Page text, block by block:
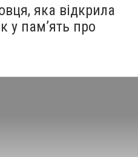
яка відкрила
у памʼять про